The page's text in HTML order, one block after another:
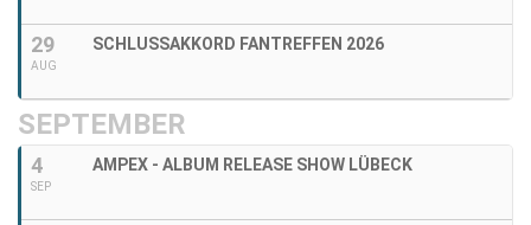
29
AUG
SCHLUSSAKKORD FANTREFFEN 2026
SEPTEMBER
4
SEP
AMPEX - ALBUM RELEASE SHOW LÜBECK